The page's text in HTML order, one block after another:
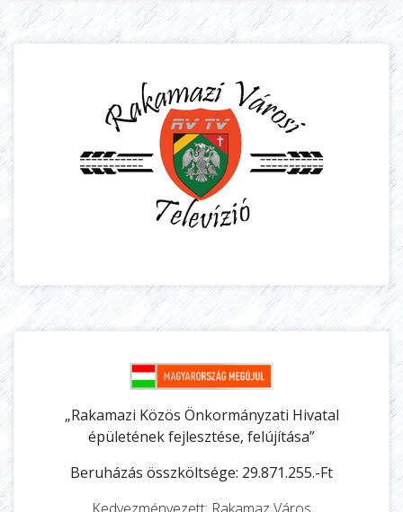
„Rakamazi Közös Önkormányzati Hivatal
épületének fejlesztése, felújítása”
Beruházás összköltsége: 29.871.255.-Ft